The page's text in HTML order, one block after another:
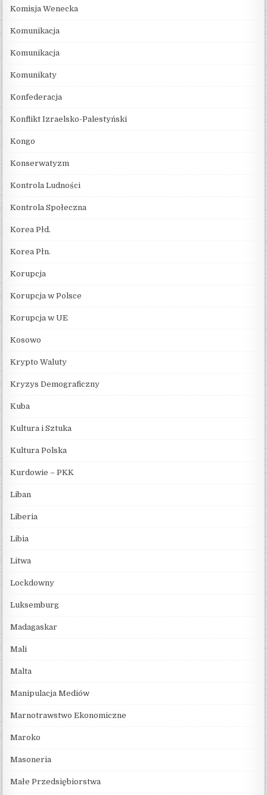
Komisja Wenecka
Komunikacja
Komunikacja
Komunikaty
Konfederacja
Konflikt Izraelsko-Palestyński
Kongo
Konserwatyzm
Kontrola Ludności
Kontrola Społeczna
Korea Płd.
Korea Płn.
Korupcja
Korupcja w Polsce
Korupcja w UE
Kosowo
Krypto Waluty
Kryzys Demograficzny
Kuba
Kultura i Sztuka
Kultura Polska
Kurdowie – PKK
Liban
Liberia
Libia
Litwa
Lockdowny
Luksemburg
Madagaskar
Mali
Malta
Manipulacja Mediów
Marnotrawstwo Ekonomiczne
Maroko
Masoneria
Małe Przedsiębiorstwa